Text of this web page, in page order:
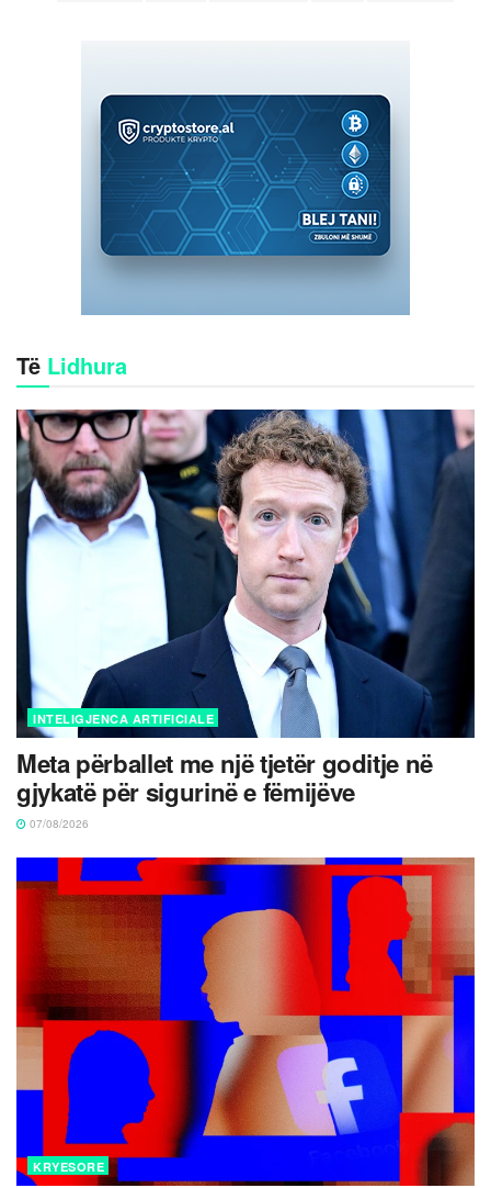
Të Lidhura
INTELIGJENCA ARTIFICIALE
Meta përballet me një tjetër goditje në
gjykatë për sigurinë e fëmijëve
07/08/2026
KRYESORE